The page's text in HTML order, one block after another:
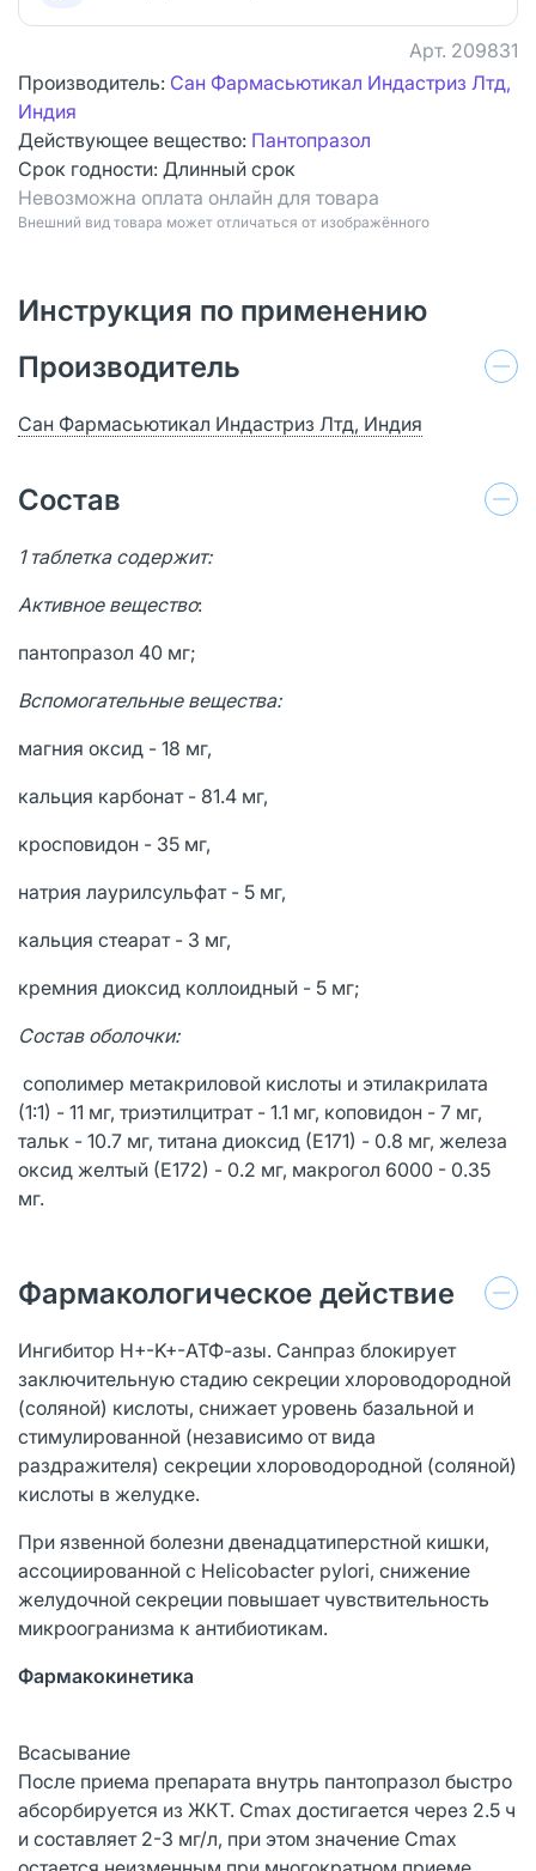
Арт. 209831
Производитель: Сан Фармасьютикал Индастриз Лтд,
Индия
Действующее вещество: Пантопразол
Срок годности: Длинный срок
Невозможна оплата онлайн для товара
Bнешний вид товара может отличаться от изображённого
Инструкция по применению
Производитель
Сан Фармасьютикал Индастриз Лтд, Индия
Состав
1 таблетка содержит:
Активное вещество:
пантопразол 40 мг;
Вспомогательные вещества:
магния оксид - 18 мг,
кальция карбонат - 81.4 мг,
кросповидон - 35 мг,
натрия лаурилсульфат - 5 мг,
кальция стеарат - 3 мг,
кремния диоксид коллоидный - 5 мг;
Состав оболочки:
сополимер метакриловой кислоты и этилакрилата
(1:1) - 11 мг, триэтилцитрат - 1.1 мг, коповидон - 7 мг,
тальк - 10.7 мг, титана диоксид (Е171) - 0.8 мг, железа
оксид желтый (Е172) - 0.2 мг, макрогол 6000 - 0.35
мг.
Фармакологическое действие
Ингибитор H+-K+-АТФ-азы. Санпраз блокирует
заключительную стадию секреции хлороводородной
(соляной) кислоты, снижает уровень базальной и
стимулированной (независимо от вида
раздражителя) секреции хлороводородной (соляной)
кислоты в желудке.
При язвенной болезни двенадцатиперстной кишки,
ассоциированной с Helicobacter pylori, снижение
желудочной секреции повышает чувствительность
микроогранизма к антибиотикам.
Фармакокинетика
Всасывание
После приема препарата внутрь пантопразол быстро
абсорбируется из ЖКТ. Cmax достигается через 2.5 ч
и составляет 2-3 мг/л, при этом значение Cmax